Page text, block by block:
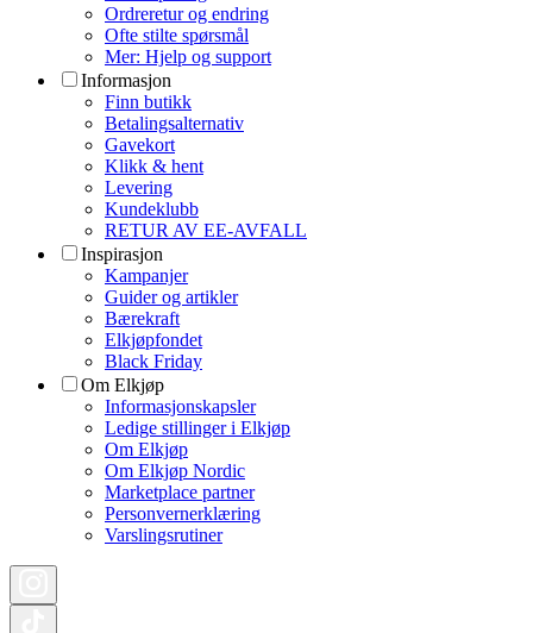
Ordreretur og endring
Ofte stilte spørsmål
Mer: Hjelp og support
Informasjon
Finn butikk
Betalingsalternativ
Gavekort
Klikk & hent
Levering
Kundeklubb
RETUR AV EE-AVFALL
Inspirasjon
Kampanjer
Guider og artikler
Bærekraft
Elkjøpfondet
Black Friday
Om Elkjøp
Informasjonskapsler
Ledige stillinger i Elkjøp
Om Elkjøp
Om Elkjøp Nordic
Marketplace partner
Personvernerklæring
Varslingsrutiner